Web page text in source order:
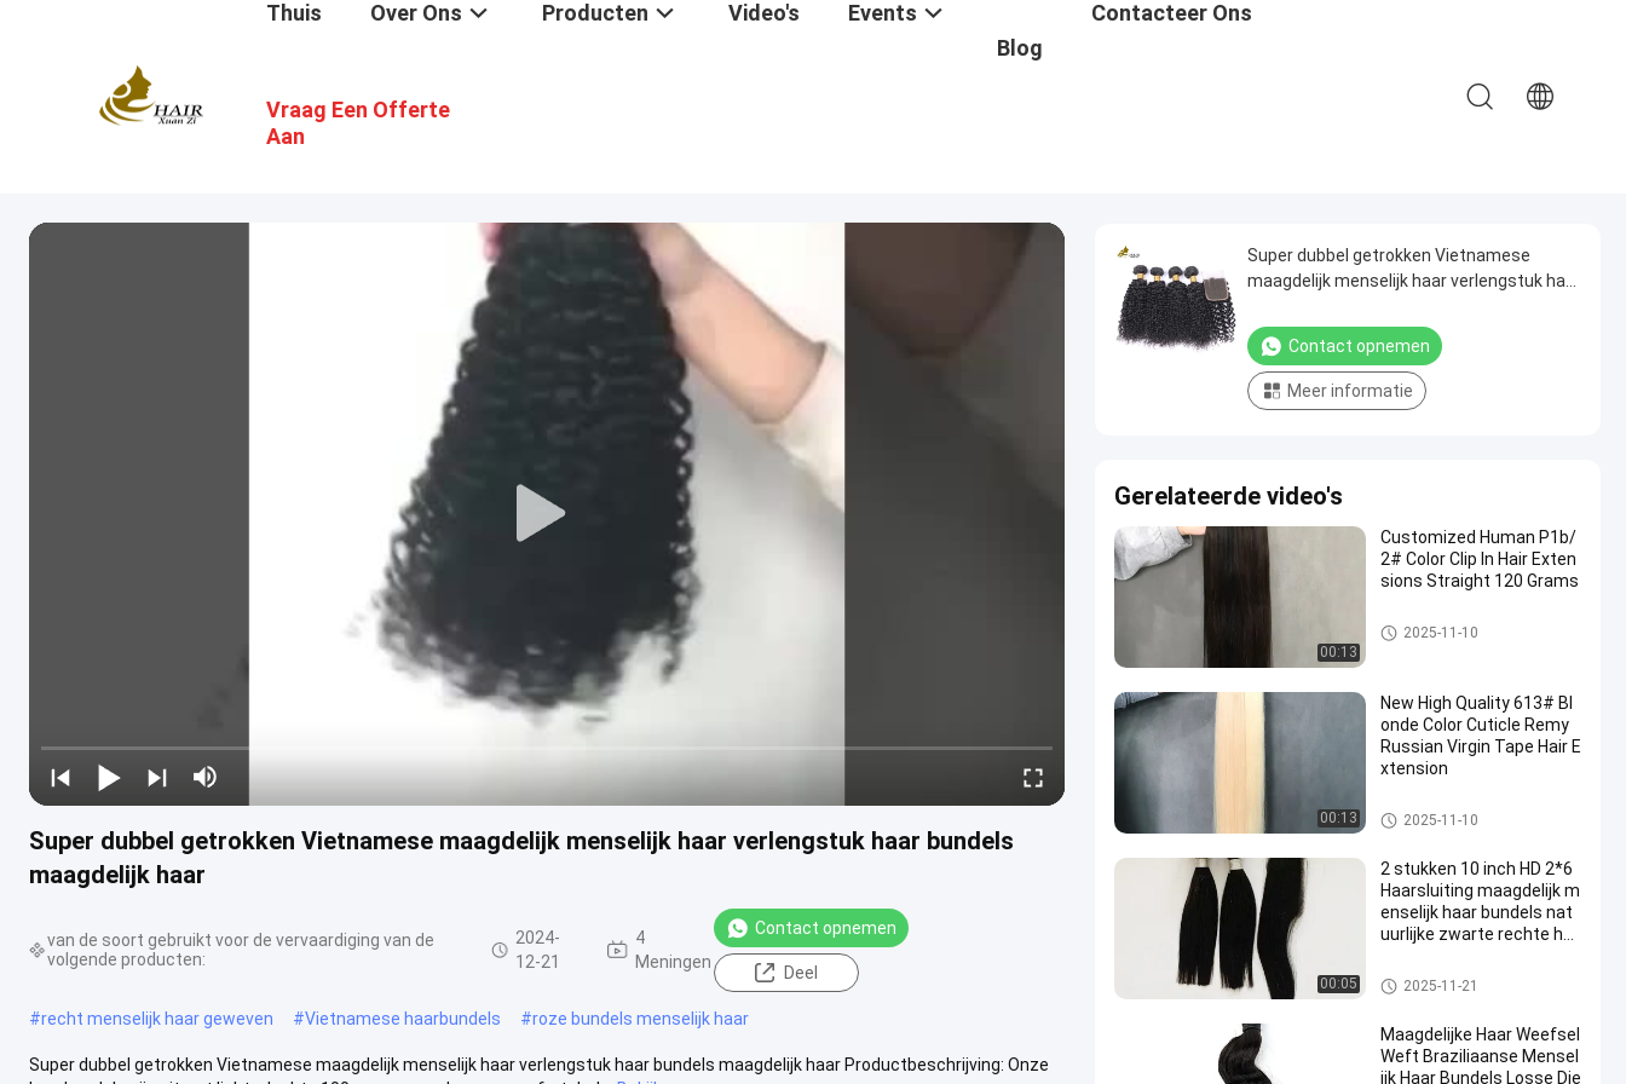
Thuis Over Ons Producten Video's
Events
Blog
Contacteer Ons
Vraag Een Offerte
Aan
Super dubbel getrokken Vietnamese maagdelijk menselijk haar verlengstuk haar bundels
maagdelijk haar
van de soort gebruikt voor de vervaardiging van de
volgende producten:
2024-
12-21
4
Meningen
Contact opnemen
Deel
#recht menselijk haar geweven #Vietnamese haarbundels #roze bundels menselijk haar
Super dubbel getrokken Vietnamese maagdelijk menselijk haar verlengstuk haar bundels maagdelijk haar Productbeschrijving: Onze
Super dubbel getrokken Vietnamese
maagdelijk menselijk haar verlengstuk haar
Contact opnemen
Meer informatie
Gerelateerde video's
00:13
Customized Human P1b/
2# Color Clip In Hair Exten
sions Straight 120 Grams
klem in haaruitbreidingen
2025-11-10
00:13
New High Quality 613# Bl
onde Color Cuticle Remy
Russian Virgin Tape Hair E
xtension
Tape in haarverlengstukken
2025-11-10
00:05
2 stukken 10 inch HD 2*6
Haarsluiting maagdelijk m
enselijk haar bundels nat
uurlijke zwarte rechte ha
van de soort gebruikt voor de v
ervaardiging van de volgende
2025-11-21
Maagdelijke Haar Weefsel
Weft Braziliaanse Mensel
ijk Haar Bundels Losse Die